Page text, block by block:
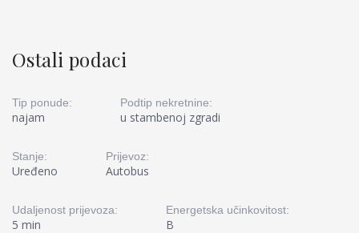
Ostali podaci
Tip ponude:
najam
Podtip nekretnine:
u stambenoj zgradi
Stanje:
Uređeno
Prijevoz:
Autobus
Udaljenost prijevoza:
5 min
Energetska učinkovitost:
B